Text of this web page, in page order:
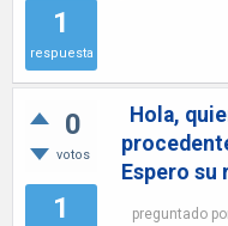
1
respuesta
0
votos
1
Hola,
Espero su
preguntado